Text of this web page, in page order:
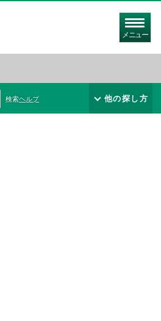
メニュー
検索ヘルプ 他の探し方